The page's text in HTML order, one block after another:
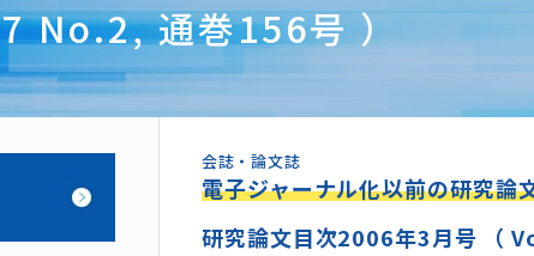
No.2, 通巻156号 ）
会誌・論文誌
電子ジャーナル化以前の研究論
研究論文目次2006年3月号 （